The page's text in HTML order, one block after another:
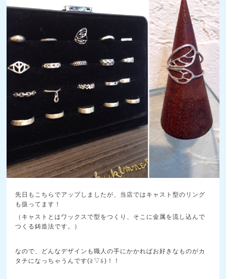
先日もこちらでアップしましたが、当店ではキャスト型のリング
も扱ってます！
（キャストとはワックスで型をつくり、そこに金属を流し込んで
つくる鋳造法です。）
なので、どんなデザインも職人の手にかかればお好きなものがカ
タチになっちゃうんです(≧▽≦)！！